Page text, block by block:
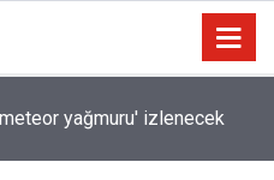
yağmuru' izlenecek